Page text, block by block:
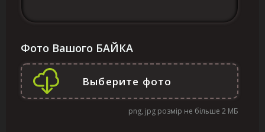
Фото Вашого БАЙКА
png, jpg розмір не більше 2 МБ